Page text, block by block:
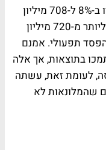
דווקא אכזבו. ההכנסות מהמלונות ירדו ב-8% ל-708 מיליון
שקל, בעוד ההוצאות התפעוליות עלו ליותר מ-720 מיליון
תפעולי. אמנם
בתוצאות, אך אלה
לעומת זאת, עשתה
שהמלונאות לא